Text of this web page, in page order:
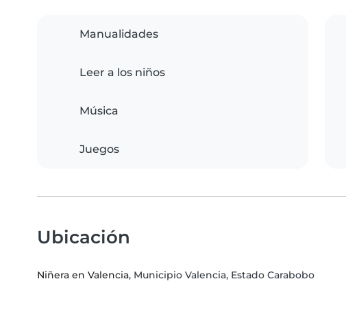
Manualidades
Leer a los niños
Música
Juegos
Ubicación
Niñera en Valencia, Municipio Valencia, Estado Carabobo